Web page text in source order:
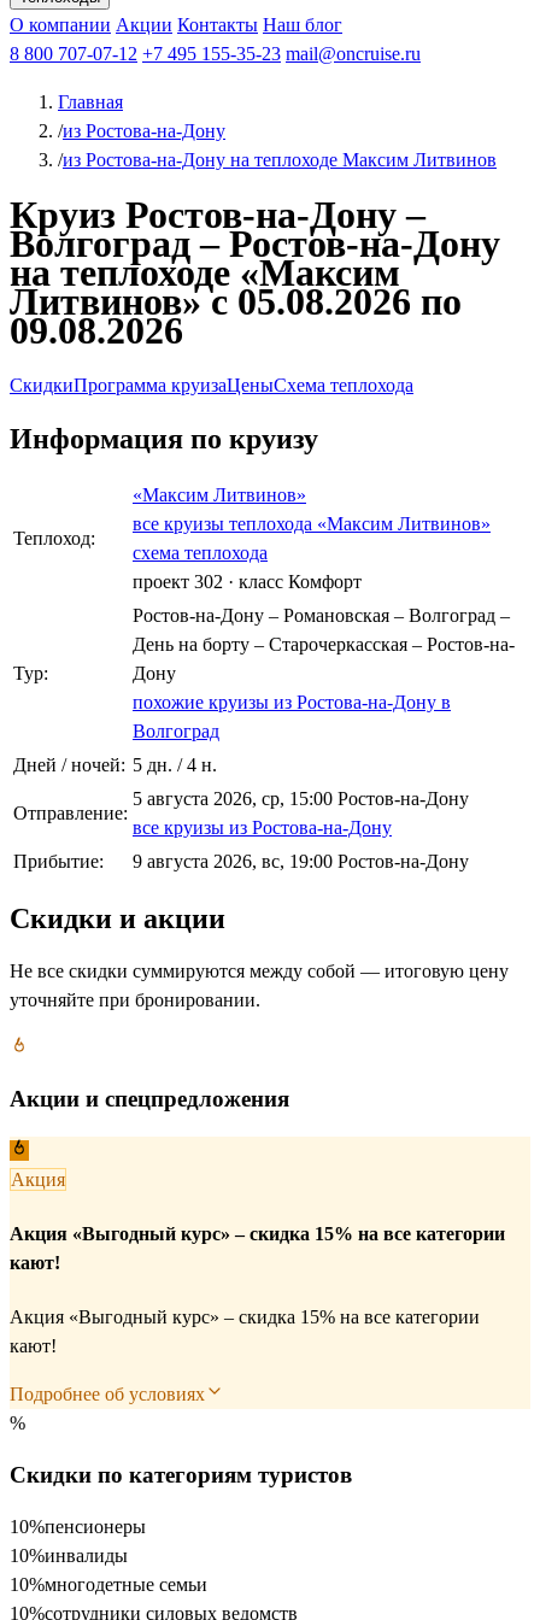
Чебоксарыиз Волгоградаиз Саратова Все города
КазаньВ Нижний НовгородВ ПермьВ Ростов-на-Дону
РыбинскНа СоловкиНа ВалаамПо ОкеПо Енисею
Афанасий Никитин Октябрьская революция
ФединАлександр СвешниковИван
МироновА.С.Попов
О компании Акции Контакты Наш блог
8 800 707-07-12 +7 495 155-35-23 mail@oncruise.ru
Главная
/из Ростова-на-Дону
/из Ростова-на-Дону на теплоходе Максим Литвинов
Круиз Ростов-на-Дону –
Волгоград – Ростов-на-Дону
на теплоходе «Максим
Литвинов» с 05.08.2026 по
09.08.2026
СкидкиПрограмма круизаЦеныСхема теплохода
Информация по круизу
Теплоход:
«Максим Литвинов»
все круизы теплохода «Максим Литвинов»
схема теплохода
проект 302 · класс Комфорт
Тур:
Ростов-на-Дону – Романовская – Волгоград –
День на борту – Старочеркасская – Ростов-на-
Дону
похожие круизы из Ростова-на-Дону в
Волгоград
Дней / ночей: 5 дн. / 4 н.
Отправление:
5 августа 2026, ср, 15:00 Ростов-на-Дону
все круизы из Ростова-на-Дону
Прибытие:
9 августа 2026, вс, 19:00 Ростов-на-Дону
Скидки и акции
Не все скидки суммируются между собой — итоговую цену
уточняйте при бронировании.
Акции и спецпредложения
Акция
Акция «Выгодный курс» – скидка 15% на все категории
кают!
Акция «Выгодный курс» – скидка 15% на все категории
кают!
Подробнее об условиях
%
Скидки по категориям туристов
10%пенсионеры
10%инвалиды
10%многодетные семьи
10%сотрудники силовых ведомств